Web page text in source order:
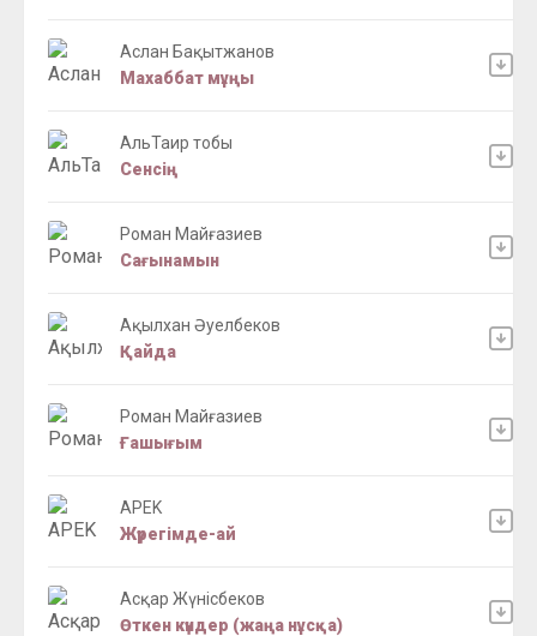
Аслан Бақытжанов
Махаббат мұңы
АльТаир тобы
Сенсің
Роман Майғазиев
Сағынамын
Ақылхан Әуелбеков
Қайда
Роман Майғазиев
Ғашығым
APEK
Жүрегімде-ай
Асқар Жүнісбеков
Өткен күндер (жаңа нұсқа)